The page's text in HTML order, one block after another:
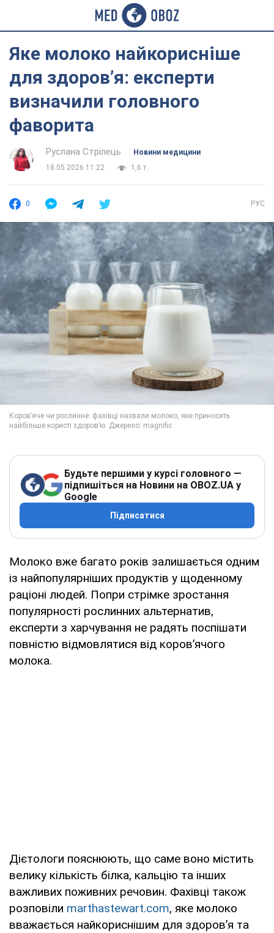
Яке молоко найкорисніше
для здоров’я: експерти
визначили головного
фаворита
Руслана Стрілець
Новини медицини
18.05.2026 11:22
1,6 т.
0 РУС
Будьте першими у курсі головного —
підпишіться на Новини на OBOZ.UA у
Google
Підписатися
Молоко вже багато років залишається одним
із найпопулярніших продуктів у щоденному
раціоні людей. Попри стрімке зростання
популярності рослинних альтернатив,
експерти з харчування не радять поспішати
повністю відмовлятися від коров’ячого
молока.
Дієтологи пояснюють, що саме воно містить
велику кількість білка, кальцію та інших
важливих поживних речовин. Фахівці також
розповіли marthastewart.com, яке молоко
вважається найкориснішим для здоров’я та